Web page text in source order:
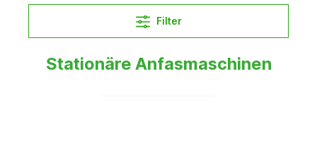
Filter
Stationäre Anfasmaschinen